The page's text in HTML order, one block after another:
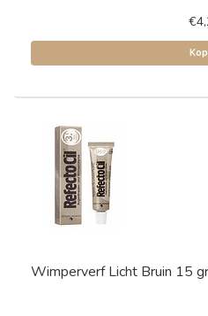
Wimperverf Licht Bruin 15